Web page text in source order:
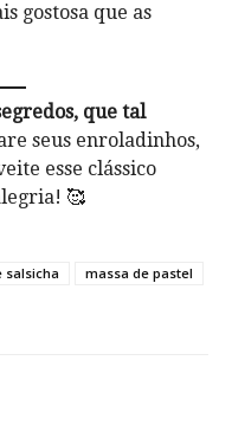
gostosa que as
que tal
seus enroladinhos,
esse clássico
🥰
salsicha
massa de pastel